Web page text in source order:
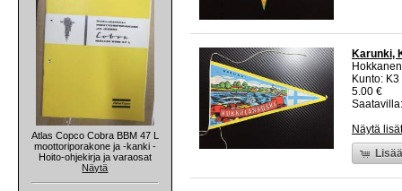
Atlas Copco Cobra BBM 47 L
moottoriporakone ja -kanki -
Hoito-ohjekirja ja varaosat
Näytä
Karunki,
Kunto:
5.00 €
Näytä